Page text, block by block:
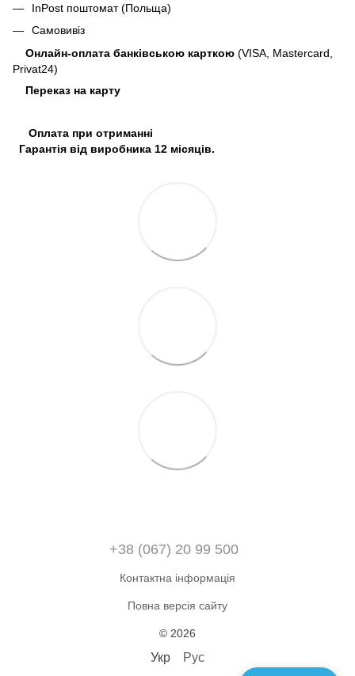
InPost поштомат (Польща)
Самовивіз
Онлайн-оплата банківською карткою (VISA, Mastercard,
Privat24)
Переказ на карту
Оплата при отриманні
Гарантія від виробника 12 місяців.
+38 (067) 20 99 500
Контактна інформація
Повна версія сайту
© 2026
Укр Рус